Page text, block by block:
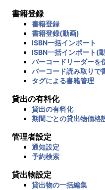
書籍登録
書籍登録
書籍登録(動画)
ISBN一括インポート
ISBN一括インポート(
バーコードリーダーを
バーコード読み取りで
タグによる書籍管理
貸出の有料化
貸出の有料化
期間ごとの貸出物価格
管理者設定
通知設定
予約検索
貸出物設定
貸出物の一括編集